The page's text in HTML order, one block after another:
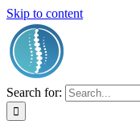
Skip to content
Search for: